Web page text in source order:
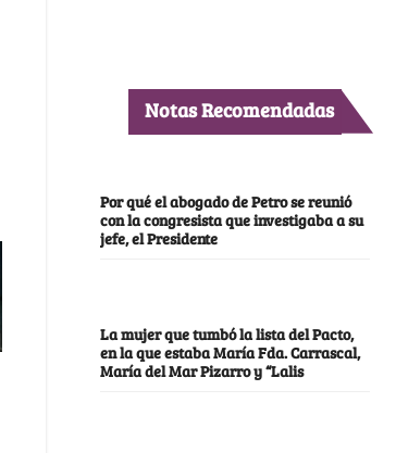
Notas Recomendadas
Por qué el abogado de Petro se reunió
con la congresista que investigaba a su
jefe, el Presidente
La mujer que tumbó la lista del Pacto,
en la que estaba María Fda. Carrascal,
María del Mar Pizarro y “Lalis